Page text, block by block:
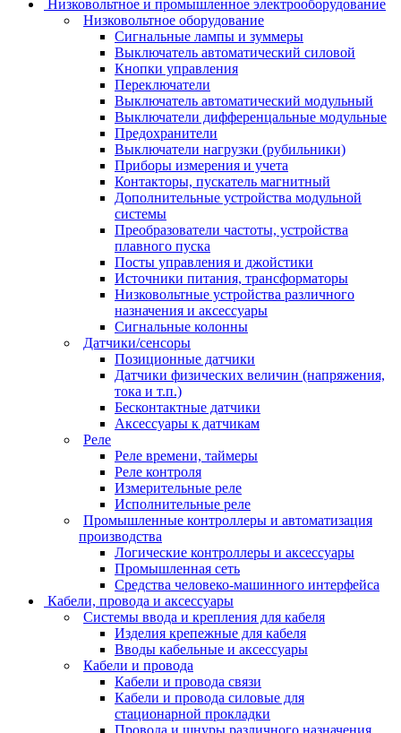
Низковольтное и промышленное электрооборудование
Низковольтное оборудование
Сигнальные лампы и зуммеры
Выключатель автоматический силовой
Кнопки управления
Переключатели
Выключатель автоматический модульный
Выключатели дифференцальные модульные
Предохранители
Выключатели нагрузки (рубильники)
Приборы измерения и учета
Контакторы, пускатель магнитный
Дополнительные устройства модульной
системы
Преобразователи частоты, устройства
плавного пуска
Посты управления и джойстики
Источники питания, трансформаторы
Низковольтные устройства различного
назначения и аксессуары
Сигнальные колонны
Датчики/сенсоры
Позиционные датчики
Датчики физических величин (напряжения,
тока и т.п.)
Бесконтактные датчики
Аксессуары к датчикам
Реле
Реле времени, таймеры
Реле контроля
Измерительные реле
Исполнительные реле
Промышленные контроллеры и автоматизация
производства
Логические контроллеры и аксессуары
Промышленная сеть
Средства человеко-машинного интерфейса
Кабели, провода и аксессуары
Системы ввода и крепления для кабеля
Изделия крепежные для кабеля
Вводы кабельные и аксессуары
Кабели и провода
Кабели и провода связи
Кабели и провода силовые для
стационарной прокладки
Провода и шнуры различного назначения